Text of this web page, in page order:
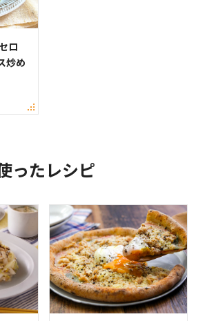
ロ
炒め
ったレシピ